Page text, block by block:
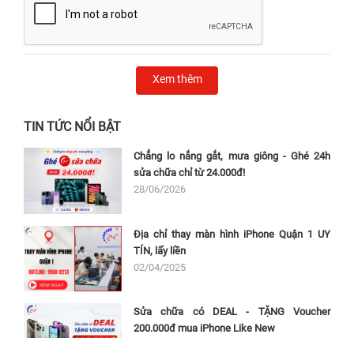
Xem thêm
TIN TỨC NỔI BẬT
Chẳng lo nắng gắt, mưa giông - Ghé 24h
sửa chữa chỉ từ 24.000đ!
28/06/2026
Địa chỉ thay màn hình iPhone Quận 1 UY
TÍN, lấy liền
02/04/2025
Sửa chữa có DEAL - TẶNG Voucher
200.000đ mua iPhone Like New